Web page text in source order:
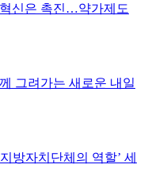
신은 촉진…약가제도
그려가는 새로운 내일
방자치단체의 역할’ 세